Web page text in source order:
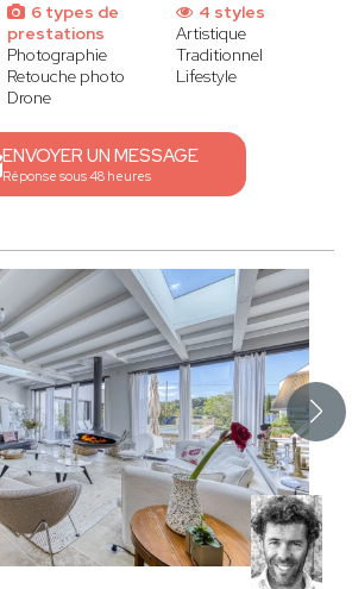
6 types de
prestations
Photographie
Retouche photo
Drone
4 styles
Artistique
Traditionnel
Lifestyle
ENVOYER UN MESSAGE
Réponse sous 48 heures